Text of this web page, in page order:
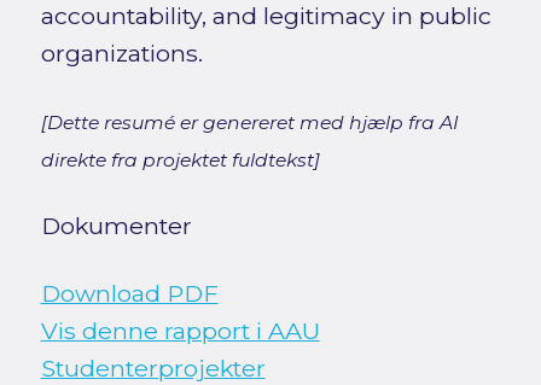
accountability, and legitimacy in public
organizations.
[Dette resumé er genereret med hjælp fra AI
direkte fra projektet fuldtekst]
Dokumenter
Download PDF
Vis denne rapport i AAU
Studenterprojekter